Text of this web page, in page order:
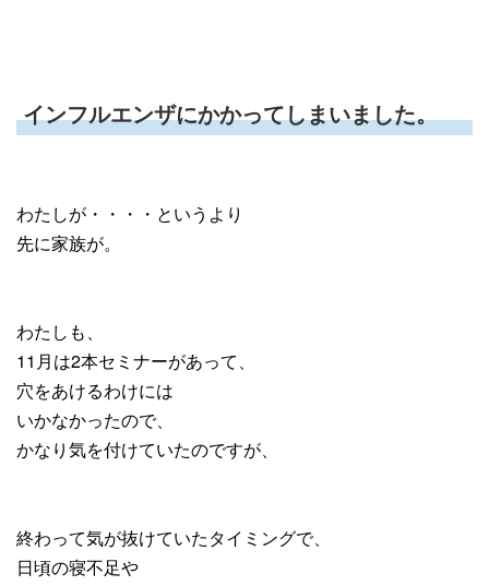
インフルエンザにかかってしまいました。
わたしが・・・・というより
先に家族が。
わたしも、
11月は2本セミナーがあって、
穴をあけるわけには
いかなかったので、
かなり気を付けていたのですが、
終わって気が抜けていたタイミングで、
日頃の寝不足や